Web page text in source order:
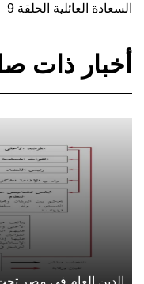
السعادة العائلية الحلقة 9
أخبار ذات
الدين العام في مصر